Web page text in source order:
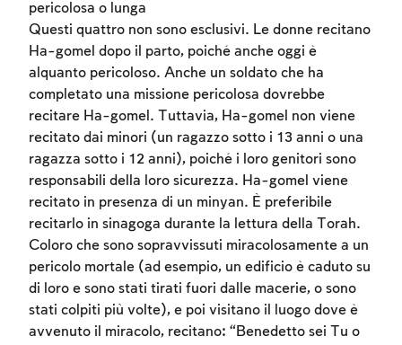
pericolosa o lunga
Questi quattro non sono esclusivi. Le donne recitano
Ha-gomel dopo il parto, poiché anche oggi è
alquanto pericoloso. Anche un soldato che ha
completato una missione pericolosa dovrebbe
recitare Ha-gomel. Tuttavia, Ha-gomel non viene
recitato dai minori (un ragazzo sotto i 13 anni o una
ragazza sotto i 12 anni), poiché i loro genitori sono
responsabili della loro sicurezza. Ha-gomel viene
recitato in presenza di un minyan. È preferibile
recitarlo in sinagoga durante la lettura della Torah.
Coloro che sono sopravvissuti miracolosamente a un
pericolo mortale (ad esempio, un edificio è caduto su
di loro e sono stati tirati fuori dalle macerie, o sono
stati colpiti più volte), e poi visitano il luogo dove è
avvenuto il miracolo, recitano: “Benedetto sei Tu o
Account required
To mark concepts as learned, you'll need
to create an account or log in.
Sign up Login